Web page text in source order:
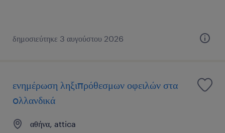
δημοσιεύτηκε 3 αυγούστου 2026
ενημέρωση ληξιπρόθεσμων οφειλών στα
oλλανδικά
αθήνα, attica